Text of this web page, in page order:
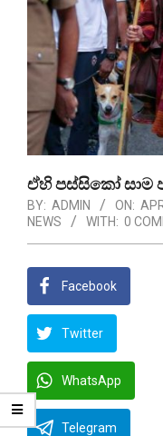
ඒහි පස්සිකෝ සාම
BY: ADMIN ON:
NEWS
WITH: 0
Facebook
Twitter
WhatsApp
Telegram